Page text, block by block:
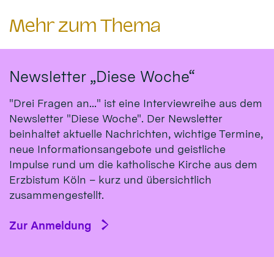
Mehr zum Thema
Newsletter „Diese Woche“
"Drei Fragen an..." ist eine Interviewreihe aus dem
Newsletter "Diese Woche". Der Newsletter
beinhaltet aktuelle Nachrichten, wichtige Termine,
neue Informationsangebote und geistliche
Impulse rund um die katholische Kirche aus dem
Erzbistum Köln – kurz und übersichtlich
zusammengestellt.
Zur Anmeldung